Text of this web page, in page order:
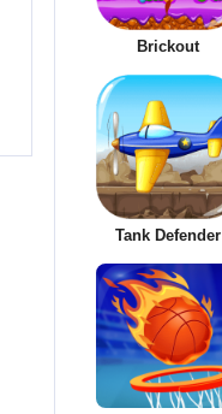
Brickout
Tank Defender